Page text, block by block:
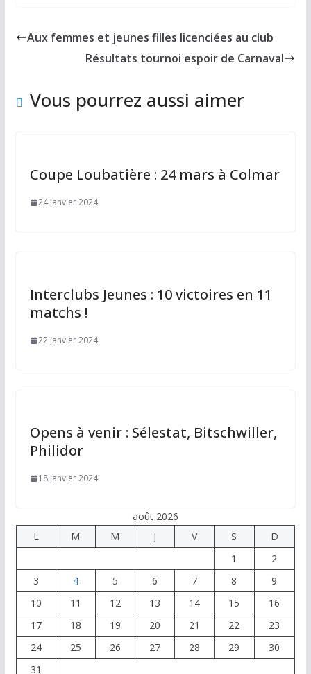
b
k
d
o
l g
er
Aux femmes et jeunes filles licenciées au club
Résultats tournoi espoir de Carnaval
Vous pourrez aussi aimer
Coupe Loubatière : 24 mars à Colmar
24 janvier 2024
Interclubs Jeunes : 10 victoires en 11
matchs !
22 janvier 2024
Opens à venir : Sélestat, Bitschwiller,
Philidor
18 janvier 2024
août 2026
L
M M J V S
D
1
2
3
4 5 6 7 8
9
10
11 12 13 14 15
16
17
18 19 20 21 22
23
24
25 26 27 28 29
30
31